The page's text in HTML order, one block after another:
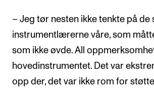
– Jeg tør nesten ikke tenkte på de
instrumentlærerne våre, som
som ikke øvde. All
hovedinstrumentet. Det var
opp der, det var ikke rom for